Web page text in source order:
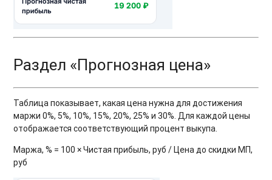
Раздел «Прогнозная цена»
Таблица показывает, какая цена нужна для достижения
маржи 0%, 5%, 10%, 15%, 20%, 25% и 30%. Для каждой цены
отображается соответствующий процент выкупа.
Маржа, % = 100 × Чистая прибыль, руб / Цена до скидки МП,
руб